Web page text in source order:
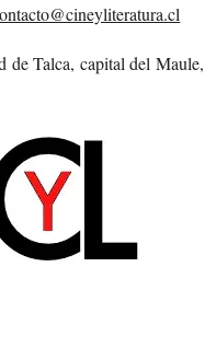
de Talca, capital del